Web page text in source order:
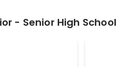
- Senior High School